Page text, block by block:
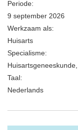
Periode:
9 september 2026
Werkzaam als:
Huisarts
Specialisme:
Taal:
Nederlands